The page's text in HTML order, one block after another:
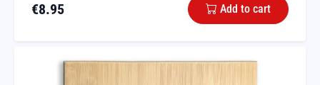
€8.95 Add to cart